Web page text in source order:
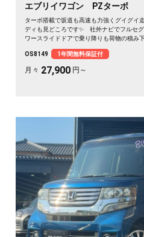
エブリイワゴン PZターボ
ターボ搭載で坂道も高速も力強くグイグ
ディも見どころです✨ 社外ナビでフルセ
ワースライドドアで乗り降りも荷物の積み
27900〜で手が届く一台です🎵 買った後
OS8149 1年間無料保証付
月々 27,900 円～